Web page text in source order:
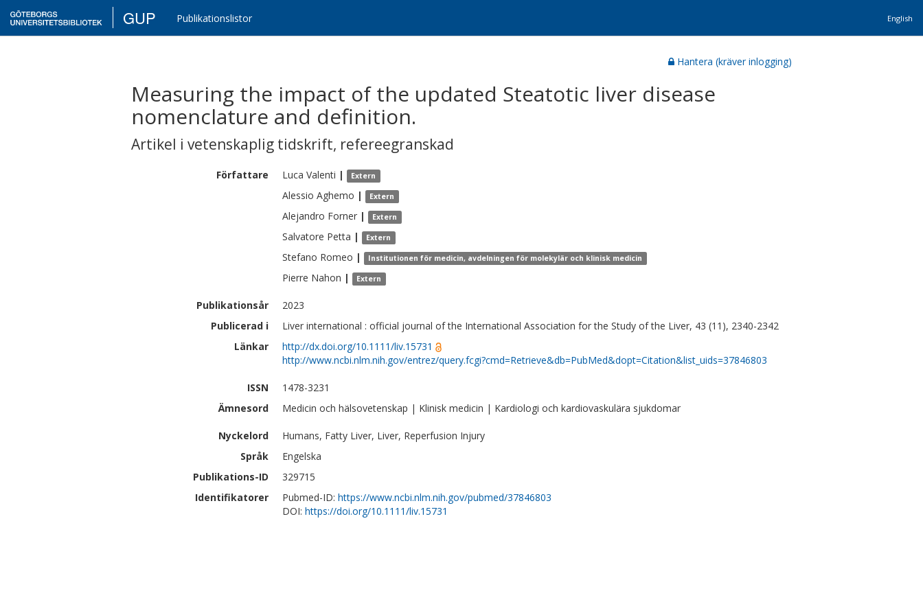
GUP Publikationslistor English
Hantera (kräver inlogging)
Measuring the impact of the updated Steatotic liver disease
nomenclature and definition.
Artikel i vetenskaplig tidskrift, refereegranskad
Författare Luca Valenti | Extern
Alessio Aghemo | Extern
Alejandro Forner | Extern
Salvatore Petta | Extern
Stefano Romeo | Institutionen för medicin, avdelningen för molekylär och klinisk medicin
Pierre Nahon | Extern
Publikationsår
2023
Publicerad i
Liver international : official journal of the International Association for the Study of the Liver, 43 (11), 2340-2342
Länkar
http://dx.doi.org/10.1111/liv.15731
http://www.ncbi.nlm.nih.gov/entrez/query.fcgi?cmd=Retrieve&db=PubMed&dopt=Citation&list_uids=37846803
ISSN
1478-3231
Ämnesord
Medicin och hälsovetenskap | Klinisk medicin | Kardiologi och kardiovaskulära sjukdomar
Nyckelord
Humans, Fatty Liver, Liver, Reperfusion Injury
Språk
Engelska
Publikations-ID
329715
Identifikatorer
Pubmed-ID: https://www.ncbi.nlm.nih.gov/pubmed/37846803
DOI: https://doi.org/10.1111/liv.15731